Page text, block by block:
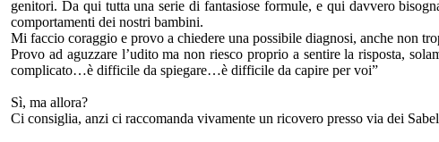
genitori. Da qui tutta una serie di fantasiose formule, e qui davvero
comportamenti dei nostri bambini.
Mi faccio coraggio e provo a chiedere una possibile diagnosi, anche non
Provo ad aguzzare l’udito ma non riesco proprio a sentire la risposta,
complicato…è difficile da spiegare…è difficile da capire per voi”
Sì, ma allora?
Ci consiglia, anzi ci raccomanda vivamente un ricovero presso via dei